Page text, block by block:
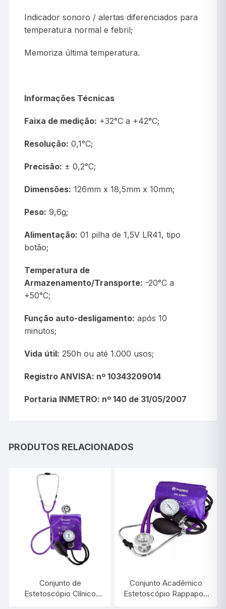
Indicador sonoro / alertas diferenciados para
temperatura normal e febril;
Memoriza última temperatura.
Informações Técnicas
Faixa de medição: +32°C a +42°C;
Resolução: 0,1°C;
Precisão: ± 0,2°C;
Dimensões: 126mm x 18,5mm x 10mm;
Peso: 9,6g;
Alimentação: 01 pilha de 1,5V LR41, tipo
botão;
Temperatura de
Armazenamento/Transporte: -20°C a
+50°C;
Função auto-desligamento: após 10
minutos;
Vida útil: 250h ou até 1.000 usos;
Registro ANVISA: nº 10343209014
Portaria INMETRO: nº 140 de 31/05/2007
PRODUTOS RELACIONADOS
Conjunto de
Estetoscópio Clínico
Conjunto Acadêmico
Estetoscópio Rappaport